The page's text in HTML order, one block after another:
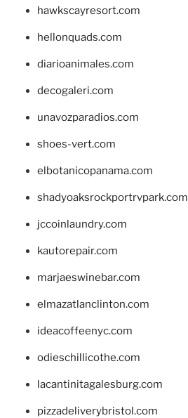
hawkscayresort.com
hellonquads.com
diarioanimales.com
decogaleri.com
unavozparadios.com
shoes-vert.com
elbotanicopanama.com
shadyoaksrockportrvpark.com
jccoinlaundry.com
kautorepair.com
marjaeswinebar.com
elmazatlanclinton.com
ideacoffeenyc.com
odieschillicothe.com
lacantinitagalesburg.com
pizzadeliverybristol.com